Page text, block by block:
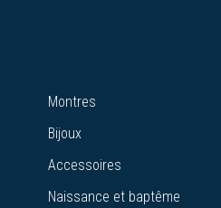
Montres
Bijoux
Accessoires
Naissance et baptême